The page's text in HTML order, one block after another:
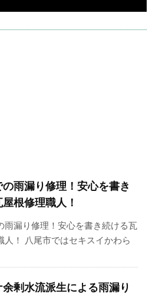
の雨漏り修理！安心を書き
根修理職人！
雨漏り修理！安心を書き続ける瓦
人！ 八尾市ではセキスイかわら
余剰水流派生による雨漏り